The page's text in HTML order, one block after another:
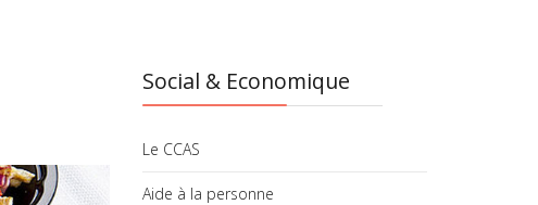
Social & Economique
Le CCAS
Aide à la personne